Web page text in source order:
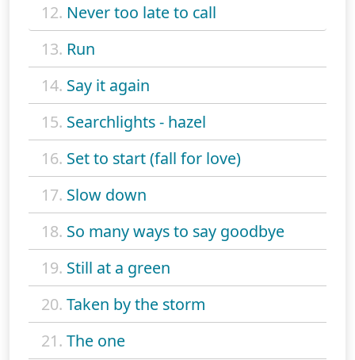
12. Never too late to call
13. Run
14. Say it again
15. Searchlights - hazel
16. Set to start (fall for love)
17. Slow down
18. So many ways to say goodbye
19. Still at a green
20. Taken by the storm
21. The one